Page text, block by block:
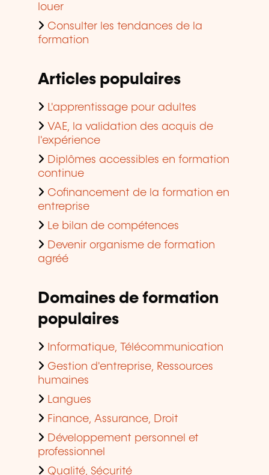
louer
Consulter les tendances de la
formation
Articles populaires
L'apprentissage pour adultes
VAE, la validation des acquis de
l'expérience
Diplômes accessibles en formation
continue
Cofinancement de la formation en
entreprise
Le bilan de compétences
Devenir organisme de formation
agréé
Domaines de formation
populaires
Informatique, Télécommunication
Gestion d'entreprise, Ressources
humaines
Langues
Finance, Assurance, Droit
Développement personnel et
professionnel
Qualité, Sécurité